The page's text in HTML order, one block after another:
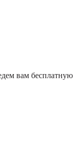
вам бесплатную